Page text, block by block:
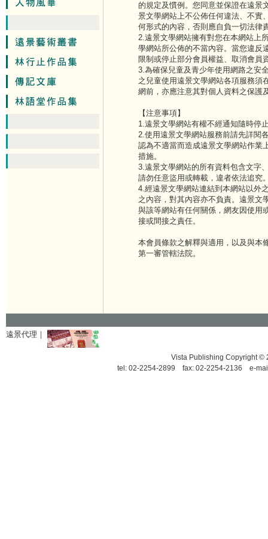
的規定及慣例。您同意並保證在遠景
景文學網站上不公佈任何違法、不實
何形式的內容，否則應自負一切法律
2.遠景文學網站擁有對您在本網站上
學網站所公佈的不當內容。當您違反
限制或停止部分會員權益、取消會員
3.為確保兒童及青少年使用網路之安
之兒童使用遠景文學網站各項服務須
網前，亦應注意其對個人資料之保護
【注意事項】
1.遠景文學網站有權不經通知隨時停
2.使用遠景文學網站服務前請先詳閱
認為不適當而造成遠景文學網站作業
措施。
3.遠景文學網站的所有資料包含文字
請勿任意盜用或轉載，違者依法追究
4.經遠景文學網站連結到本網站以外
之內容，對其內容亦不負責。遠景文
與該等網站有任何關係，網友因使用
接或間接之責任。
本會員條款之解釋與適用，以及與本
第一審管轄法院。
遠景代理｜
Vista Publishing Copyright ©
tel: 02-2254-2899 fax: 02-2254-2136 e-